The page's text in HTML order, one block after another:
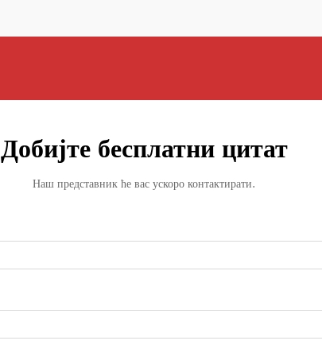
Добијте бесплатни цитат
Наш представник ће вас ускоро контактирати.